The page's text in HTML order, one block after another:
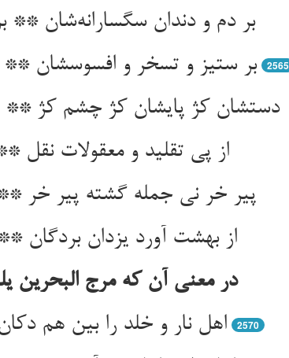
بر دم و دندان سگسارانه‌‌شان ** بر دهان و چشم کژدم خانه‌‌شان‌‌
2565
دستشان کژ پایشان کژ چشم کژ
پیر خر نی جمله گشته پیر خر
از بهشت آورد یزدان بردگان ** تا نمایدشان سقر پروردگان‌‌
در معنی آن که مرج البحرين
2570